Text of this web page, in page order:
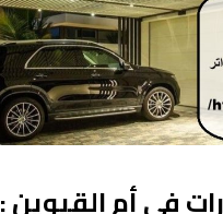
في أم القيوين :